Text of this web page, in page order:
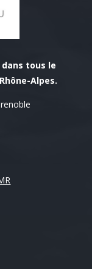
tous le
Alpes.